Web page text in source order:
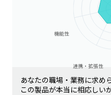
連携・拡張性
機能性
あなたの職場・業務に求め
この製品が本当に相応しい